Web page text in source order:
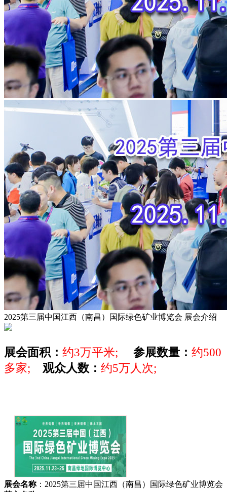
2025第三届中国江西（南昌）国际绿色矿业博览会 展会介绍
展会面积： 约3万平米; 参展数量： 约500
多家; 观众人数： 约5万人次;
展会名称：2025第三届中国江西（南昌）国际绿色矿业博览会